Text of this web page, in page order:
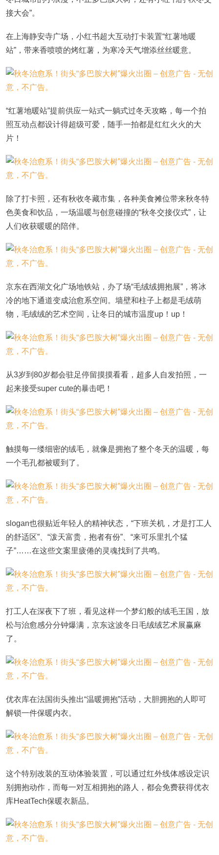
接大会”。
在上海静安寺广场，小红书超大互动打卡装置“红薯地暖
站”，带来香喷喷的烤红薯，为寒冷天气增添丝丝暖意。
“红薯地暖站”提前供应一站式一躺式过冬天攻略，每一个拍
照互动点都设计得超级可爱，随手一拍都是红红火火的大
片！
除了打卡照，还有秋收冬藏市集，各种美食摊位带来秋冬特
色美食和饮品，一场温暖与创意碰撞的“秋冬交接仪式”，让
人们收获暖暖的陪伴。
京东在西湖文化广场地铁站，办了场“毛绒绒拥抱展”，将冰
冷的地下通道变成治愈系空间。墙壁和柱子上都是毛绒萌
物，毛绒绒的艺术空间，让冬日的城市温度up！up！
从3岁到80岁都会驻足停留摸摸看看，超多人自发拍照，一
起来接受super cute的暴击吧！
触摸每一缕细密的绒毛，就像是拥抱了整个冬天的温暖，每
一个毛孔都被暖到了。
slogan也很贴近年轻人的精神状态，“下班关机，才是打工人
的舒适区”、“泼天富贵，抱者有份”、“来可乐里扎个猛
子”……在这些文案里疲倦的灵魂找到了共鸣。
打工人在深夜下了班，看见这样一个梦幻般的绒毛王国，放
松与治愈感分分钟爆满，京东这波冬日毛绒绒艺术展赢麻
了。
优衣库在法国街头推出“温暖拥抱”活动，大胆拥抱的人即可
解锁一件保暖内衣。
这个特别改装的互动体验装置，可以通过红外线体感设定识
别拥抱动作，而每一对互相拥抱的路人，都会免费获得优衣
库HeatTech保暖衣新品。